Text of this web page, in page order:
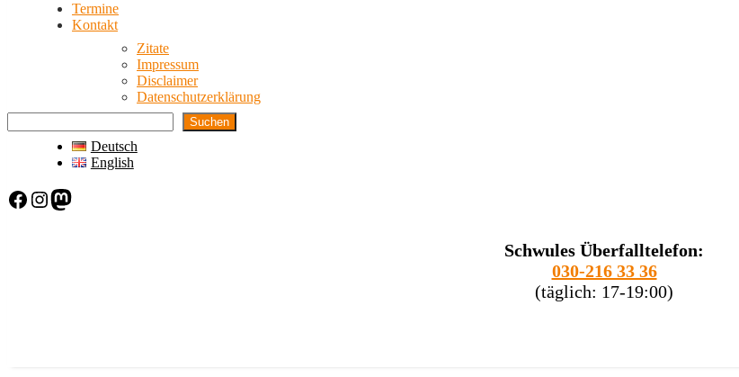
Termine
Kontakt
Zitate
Impressum
Disclaimer
Datenschutzerklärung
Suchen
Deutsch
English
Facebook Instagram Mastodon
Schwules Überfalltelefon:
030-216 33 36
(täglich: 17-19:00)